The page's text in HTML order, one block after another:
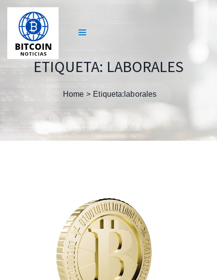
ETIQUETA: LABORALES
Home Etiqueta: laborales